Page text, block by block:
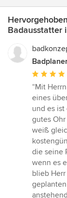
Badausstatter
5
von
5
Sternen
“Mit
eines
und es
gutes
weiß
die seine
wenn es
blieb